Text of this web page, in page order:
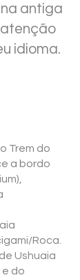
antiga
idioma.
Trem do
a bordo
Roca.
Ushuaia
e do